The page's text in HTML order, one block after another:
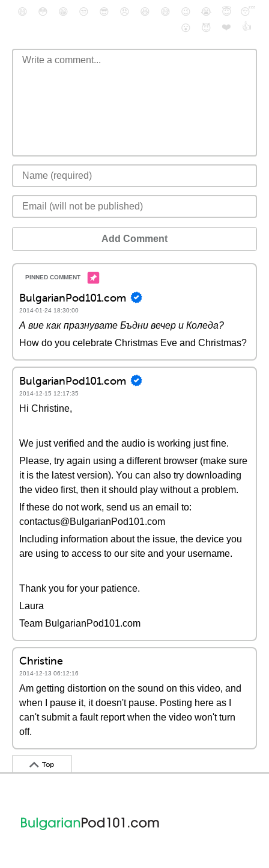
😄 😳 😁 😒 😎 😠 😆 😅 😉 😭 😇
😴
😮
😈 ❤️ 👍
Add Comment
BulgarianPod101.com
2014-01-24 18:30:00
А вие как празнувате Бъдни вечер и Коледа?
How do you celebrate Christmas Eve and Christmas?
BulgarianPod101.com
2014-12-15 12:17:35
Hi Christine,
We just verified and the audio is working just fine.
Please, try again using a different browser (make sure
it is the latest version). You can also try downloading
the video first, then it should play without a problem.
If these do not work, send us an email to:
contactus@BulgarianPod101.com
Including information about the issue, the device you
are using to access to our site and your username.
Thank you for your patience.
Laura
Team BulgarianPod101.com
Christine
2014-12-13 06:12:16
Am getting distortion on the sound on this video, and
when I pause it, it doesn't pause. Posting here as I
can't submit a fault report when the video won't turn
off.
Top